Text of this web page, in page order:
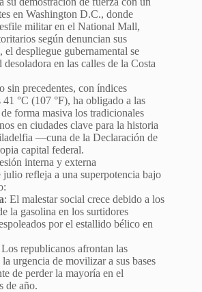
en Washington D.C., donde
militar en el National Mall,
según denuncian sus
el despliegue gubernamental se
en las calles de la Costa
sin precedentes, con índices
°C (107 °F), ha obligado a las
forma masiva los tradicionales
en ciudades clave para la historia
—cuna de la Declaración de
capital federal.
interna y externa
julio refleja a una superpotencia bajo
: El malestar social crece debido a los
la gasolina en los surtidores
por el estallido bélico en
Los republicanos afrontan las
urgencia de movilizar a sus bases
de perder la mayoría en el
de año.